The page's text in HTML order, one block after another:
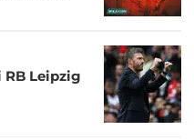
RB Leipzig